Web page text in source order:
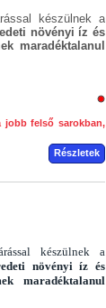
készülnek a
növényi íz és
maradéktalanul
jobb felső sarokban,
Részletek
készülnek a
növényi íz és
maradéktalanul